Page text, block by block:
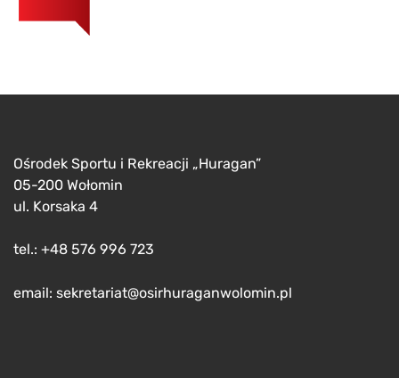
Ośrodek Sportu i Rekreacji „Huragan”
05-200 Wołomin
ul. Korsaka 4
tel.: +48 576 996 723
email: sekretariat@osirhuraganwolomin.pl